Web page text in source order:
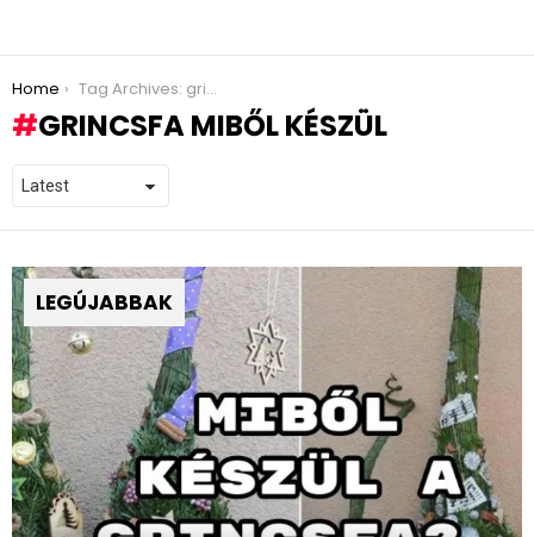
You are here:
Home Tag Archives: grincsfa miből készül
GRINCSFA MIBŐL KÉSZÜL
LEGÚJABBAK